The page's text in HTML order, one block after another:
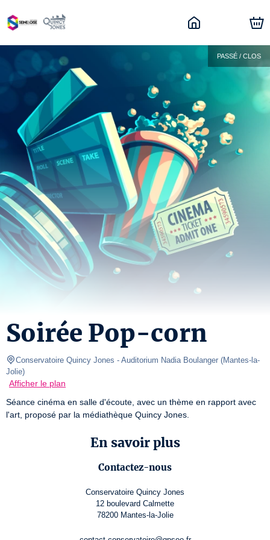
PASSÉ / CLOS
Soirée Pop-corn
Conservatoire Quincy Jones - Auditorium Nadia Boulanger (Mantes-la-
Jolie)
Afficher le plan
Séance cinéma en salle d'écoute, avec un thème en rapport avec
l'art, proposé par la médiathèque Quincy Jones.
En savoir plus
Contactez-nous
Conservatoire Quincy Jones
12 boulevard Calmette
78200 Mantes-la-Jolie